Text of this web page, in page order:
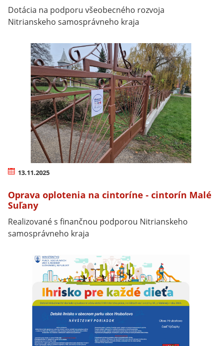
Dotácia na podporu všeobecného rozvoja
Nitrianskeho samosprávneho kraja
13.11.2025
Oprava oplotenia na cintoríne - cintorín Malé
Suľany
Realizované s finančnou podporou Nitrianskeho
samosprávneho kraja